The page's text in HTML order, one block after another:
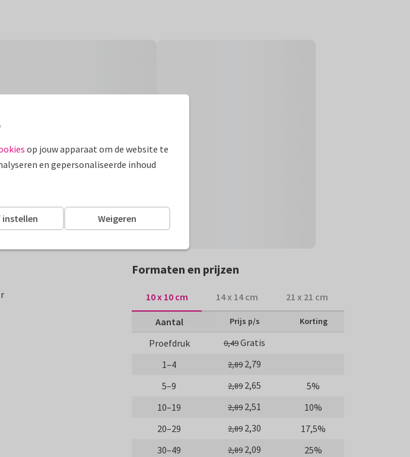
Formaten en prijzen
10 x 10 cm 14 x 14 cm 21 x 21 cm
Aantal Prijs p/s Korting
Proefdruk 0,49Gratis
1–4
2,89 2,79
5–9
2,89 2,65
5%
10–19
2,89 2,51
10%
20–29
2,89 2,30
17,5%
30–49
2,89 2,09
25%
op jouw apparaat om de website te
en gepersonaliseerde inhoud
Weigeren
instellen